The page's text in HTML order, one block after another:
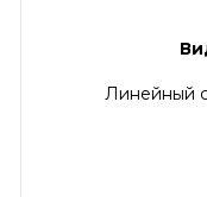
Линейный